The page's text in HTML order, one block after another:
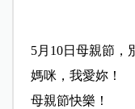
5月10日母親節，
媽咪，我愛妳！
母親節快樂！